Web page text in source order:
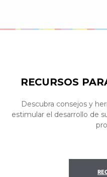
RECURSOS
Descubra consejos y
estimular el desarrollo de